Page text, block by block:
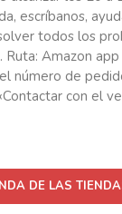
escríbanos,
todos los
Ruta: Amazon
número de
con el
DE LAS